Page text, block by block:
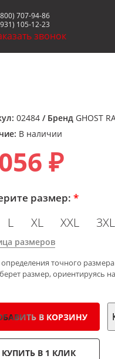
707-94-86
105-12-23
звонок
02484 / Бренд GHOST
В наличии
₽
размер: *
L XL XXL 3XL
размеров
точного
размер, ориентируясь
В КОРЗИНУ
КУПИТЬ В 1 КЛИК